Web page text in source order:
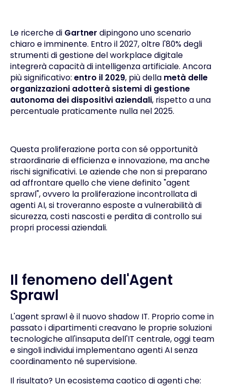
Le ricerche di Gartner dipingono uno scenario
chiaro e imminente. Entro il 2027, oltre l'80% degli
strumenti di gestione del workplace digitale
integrerà capacità di intelligenza artificiale. Ancora
più significativo: entro il 2029, più della metà delle
organizzazioni adotterà sistemi di gestione
autonoma dei dispositivi aziendali, rispetto a una
percentuale praticamente nulla nel 2025.
Questa proliferazione porta con sé opportunità
straordinarie di efficienza e innovazione, ma anche
rischi significativi. Le aziende che non si preparano
ad affrontare quello che viene definito "agent
sprawl", ovvero la proliferazione incontrollata di
agenti AI, si troveranno esposte a vulnerabilità di
sicurezza, costi nascosti e perdita di controllo sui
propri processi aziendali.
Il fenomeno dell'Agent
Sprawl
L'agent sprawl è il nuovo shadow IT. Proprio come in
passato i dipartimenti creavano le proprie soluzioni
tecnologiche all'insaputa dell'IT centrale, oggi team
e singoli individui implementano agenti AI senza
coordinamento né supervisione.
Il risultato? Un ecosistema caotico di agenti che: